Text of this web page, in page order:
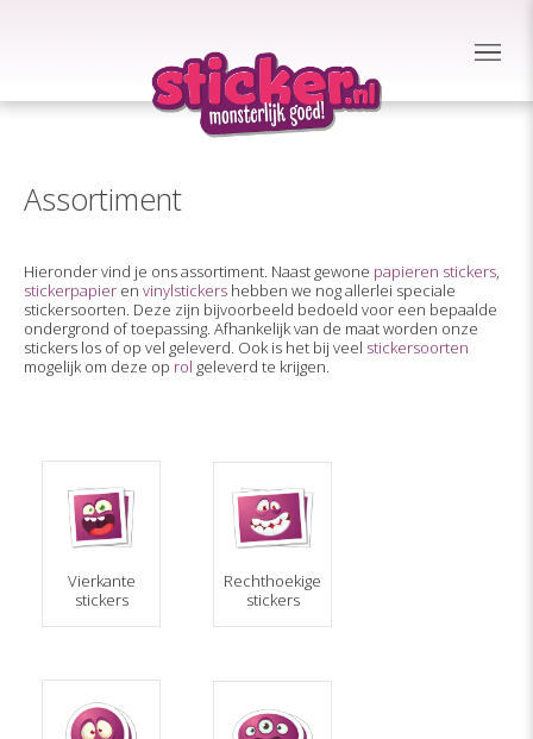
Assortiment
Hieronder vind je ons assortiment. Naast gewone papieren stickers,
stickerpapier en vinylstickers hebben we nog allerlei speciale
stickersoorten. Deze zijn bijvoorbeeld bedoeld voor een bepaalde
ondergrond of toepassing. Afhankelijk van de maat worden onze
stickers los of op vel geleverd. Ook is het bij veel stickersoorten
mogelijk om deze op rol geleverd te krijgen.
Vierkante
stickers
Rechthoekige
stickers